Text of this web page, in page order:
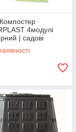
4модулі
| садові
| контейнер для
Польща